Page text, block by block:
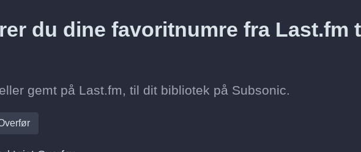
du dine favoritnumre fra Last.fm
gemt på Last.fm, til dit bibliotek på Subsonic.